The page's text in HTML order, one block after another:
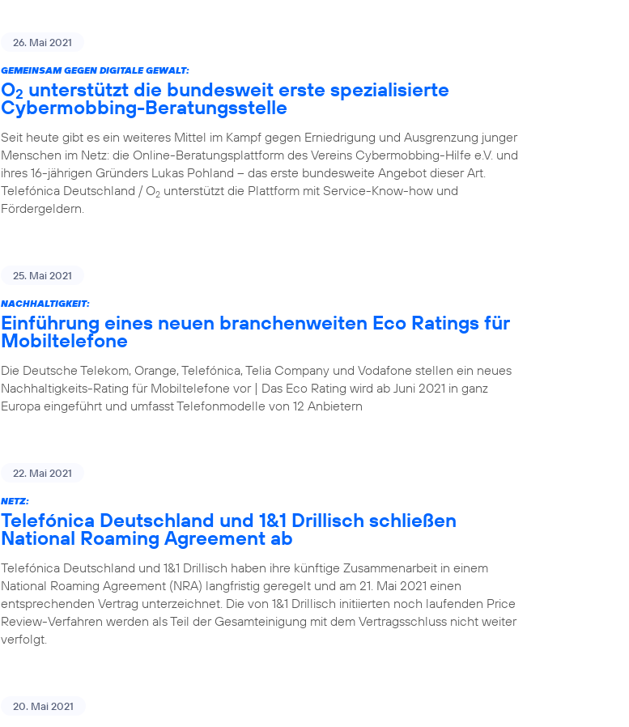
26. Mai 2021
GEMEINSAM GEGEN DIGITALE GEWALT:
O2 unterstützt die bundesweit erste spezialisierte
Cybermobbing-Beratungsstelle
Seit heute gibt es ein weiteres Mittel im Kampf gegen Erniedrigung und Ausgrenzung junger
Menschen im Netz: die Online-Beratungsplattform des Vereins Cybermobbing-Hilfe e.V. und
ihres 16-jährigen Gründers Lukas Pohland – das erste bundesweite Angebot dieser Art.
Telefónica Deutschland / O2 unterstützt die Plattform mit Service-Know-how und
Fördergeldern.
25. Mai 2021
NACHHALTIGKEIT:
Einführung eines neuen branchenweiten Eco Ratings für
Mobiltelefone
Die Deutsche Telekom, Orange, Telefónica, Telia Company und Vodafone stellen ein neues
Nachhaltigkeits-Rating für Mobiltelefone vor | Das Eco Rating wird ab Juni 2021 in ganz
Europa eingeführt und umfasst Telefonmodelle von 12 Anbietern
22. Mai 2021
NETZ:
Telefónica Deutschland und 1&1 Drillisch schließen
National Roaming Agreement ab
Telefónica Deutschland und 1&1 Drillisch haben ihre künftige Zusammenarbeit in einem
National Roaming Agreement (NRA) langfristig geregelt und am 21. Mai 2021 einen
entsprechenden Vertrag unterzeichnet. Die von 1&1 Drillisch initiierten noch laufenden Price
Review-Verfahren werden als Teil der Gesamteinigung mit dem Vertragsschluss nicht weiter
verfolgt.
20. Mai 2021